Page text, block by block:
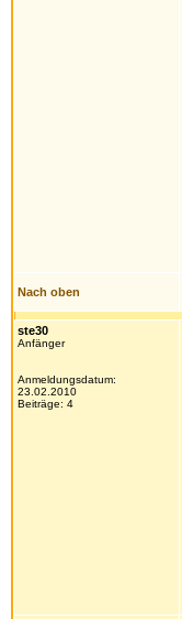
Nach oben
ste30
Anfänger
Anmeldungsdatum:
23.02.2010
Beiträge: 4